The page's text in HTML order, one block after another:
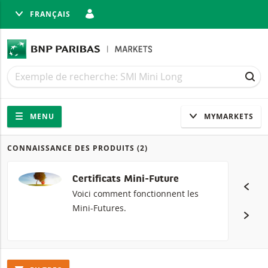
FRANÇAIS
Recherche
Recherche
Navigation
Navigation sur le site
MENU MYMARKETS
Produits
CONNAISSANCE DES PRODUITS (2)
Certificats Mini-Future
Voici comment fonctionnent les
Mini-Futures.